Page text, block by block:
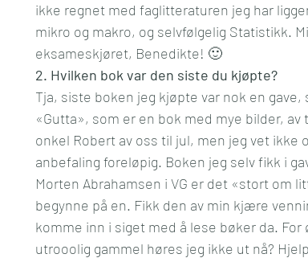
ikke regnet med faglitteraturen jeg har
mikro og makro, og selvfølgelig Statistikk.
eksameskjøret, Benedikte! 🙂
2. Hvilken bok var den siste du kjøpte?
Tja, siste boken jeg kjøpte var nok en
«Gutta», som er en bok med mye bilder,
onkel Robert av oss til jul, men jeg vet ikke
anbefaling foreløpig. Boken jeg selv fikk i
Morten Abrahamsen i VG er det «stort om
begynne på en. Fikk den av min kjære
komme inn i siget med å lese bøker da.
utrooolig gammel høres jeg ikke ut nå?